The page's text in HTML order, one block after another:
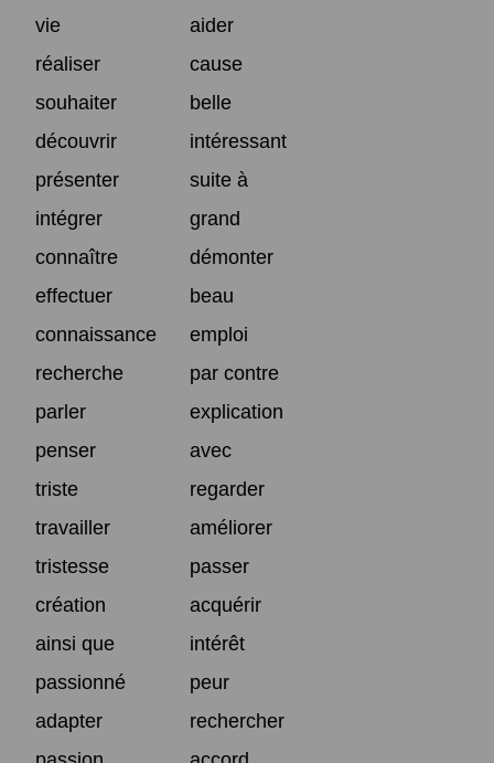
vie
aider
réaliser
cause
souhaiter
belle
découvrir
intéressant
présenter
suite à
intégrer
grand
connaître
démonter
effectuer
beau
connaissance
emploi
recherche
par contre
parler
explication
penser
avec
triste
regarder
travailler
améliorer
tristesse
passer
création
acquérir
ainsi que
intérêt
passionné
peur
adapter
rechercher